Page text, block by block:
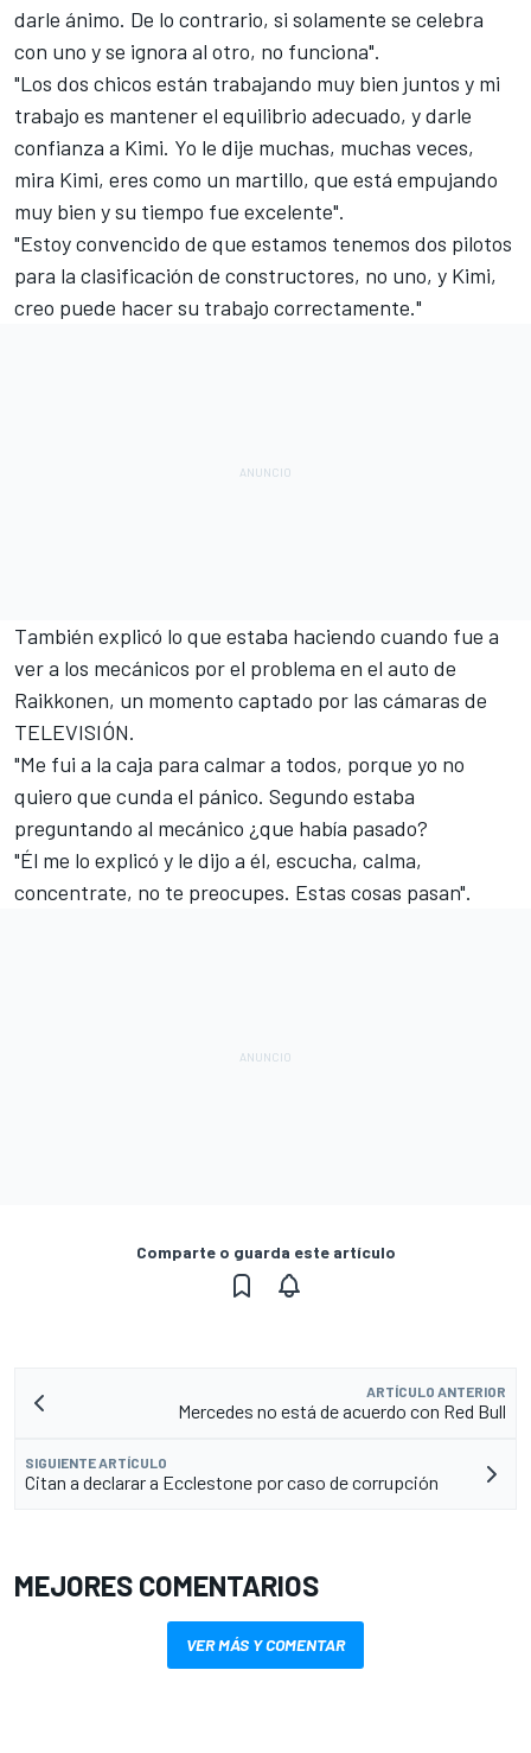
darle ánimo. De lo contrario, si solamente se celebra
con uno y se ignora al otro, no funciona".
"Los dos chicos están trabajando muy bien juntos y mi
trabajo es mantener el equilibrio adecuado, y darle
confianza a Kimi. Yo le dije muchas, muchas veces,
mira Kimi, eres como un martillo, que está empujando
muy bien y su tiempo fue excelente".
"Estoy convencido de que estamos tenemos dos pilotos
para la clasificación de constructores, no uno, y Kimi,
creo puede hacer su trabajo correctamente."
También explicó lo que estaba haciendo cuando fue a
ver a los mecánicos por el problema en el auto de
Raikkonen, un momento captado por las cámaras de
TELEVISIÓN.
"Me fui a la caja para calmar a todos, porque yo no
quiero que cunda el pánico. Segundo estaba
preguntando al mecánico ¿que había pasado?
"Él me lo explicó y le dijo a él, escucha, calma,
concentrate, no te preocupes. Estas cosas pasan".
Comparte o guarda este artículo
ARTÍCULO ANTERIOR
Mercedes no está de acuerdo con Red Bull
SIGUIENTE ARTÍCULO
Citan a declarar a Ecclestone por caso de corrupción
MEJORES COMENTARIOS
VER MÁS Y COMENTAR